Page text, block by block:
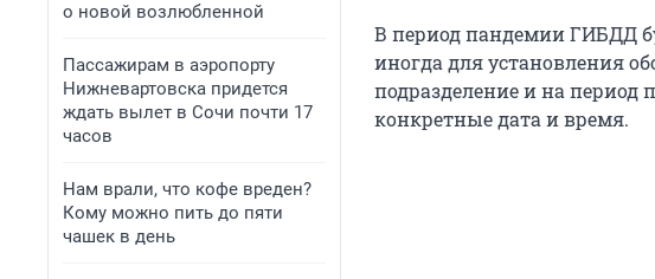
о новой возлюбленной
Пассажирам в аэропорту
Нижневартовска придется
ждать вылет в Сочи почти 17
часов
Нам врали, что кофе вреден?
Кому можно пить до пяти
чашек в день
В период пандемии ГИБДД
иногда для установления
подразделение и на период
конкретные дата и время.